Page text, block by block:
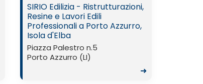
SIRIO Edilizia - Ristrutturazioni,
Resine e Lavori Edili
Professionali a Porto Azzurro,
Isola d'Elba
Piazza Palestro n.5
Porto Azzurro (LI)
➜